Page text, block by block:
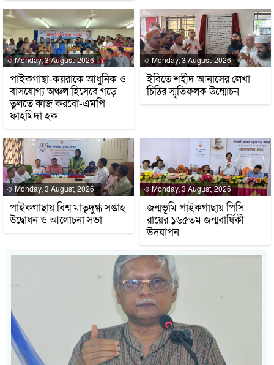
Monday, 3 August, 2026
পাইকগাছা-কয়রাকে আধুনিক ও
বাসযোগ্য অঞ্চল হিসেবে গড়ে
তুলতে কাজ করবো-এমপি
ফাহমিদা হক
Monday, 3 August, 2026
ইবিতে শহীদ আনাসের লেখা
চিঠির স্মৃতিফলক উন্মোচন
Monday, 3 August, 2026
পাইকগাছায় বিশ্ব মাতৃদুগ্ধ সপ্তাহ
উদ্বোধন ও আলোচনা সভা
Monday, 3 August, 2026
জন্মভূমি পাইকগাছায় পিসি
রায়ের ১৬৫তম জন্মবার্ষিকী
উদযাপন